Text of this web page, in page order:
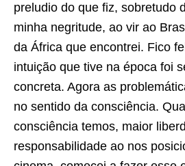
preludio do que fiz, sobretudo
minha negritude, ao vir ao
da África que encontrei. Fico
intuição que tive na época foi
concreta. Agora as
no sentido da consciência.
consciência temos, maior
responsabilidade ao nos